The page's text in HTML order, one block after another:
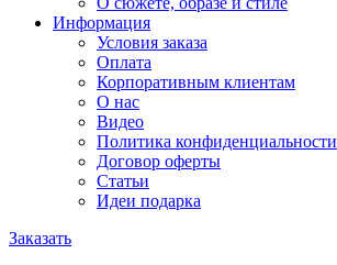
Информация
Условия заказа
Оплата
Корпоративным клиентам
О нас
Видео
Политика конфиденциальности
Договор оферты
Статьи
Идеи подарка
Заказать